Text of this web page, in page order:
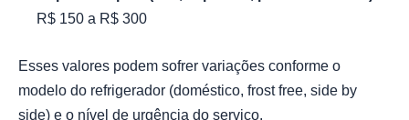
R$ 150 a R$ 300
Esses valores podem sofrer variações conforme o
modelo do refrigerador (doméstico, frost free, side by
side) e o nível de urgência do serviço.